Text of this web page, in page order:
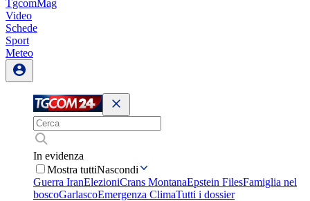
TgcomMag
Video
Schede
Sport
Meteo
In evidenza
Mostra tuttiNascondi
Guerra IranElezioniCrans MontanaEpstein FilesFamiglia nel
boscoGarlascoEmergenza ClimaTutti i dossier